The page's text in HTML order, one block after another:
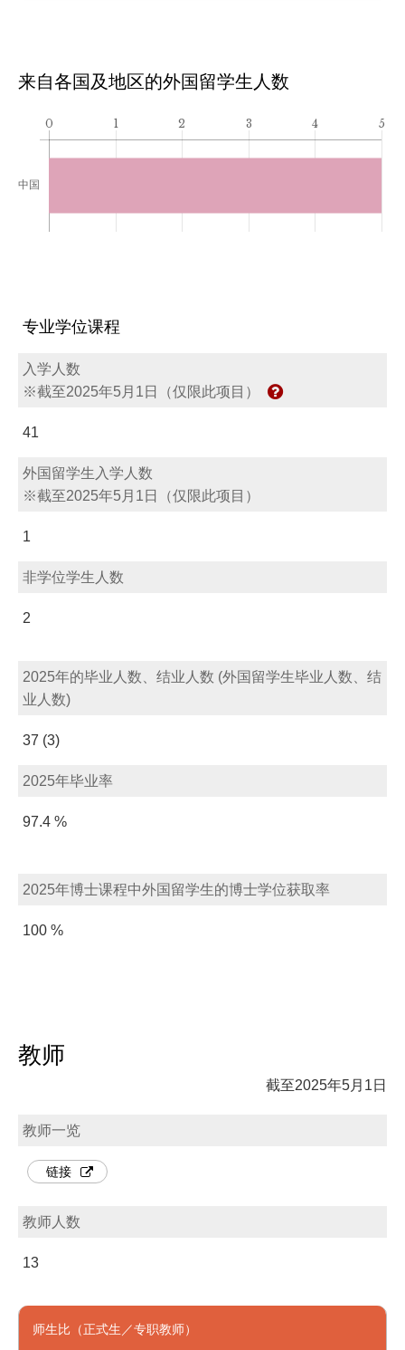
来自各国及地区的外国留学生人数
专业学位课程
入学人数
※截至2025年5月1日（仅限此项目）
41
外国留学生入学人数
※截至2025年5月1日（仅限此项目）
1
非学位学生人数
2
2025年的毕业人数、结业人数 (外国留学生毕业人数、结
业人数)
37 (3)
2025年毕业率
97.4 %
2025年博士课程中外国留学生的博士学位获取率
100 %
教师
截至2025年5月1日
教师一览
链接
教师人数
13
师生比（正式生／专职教师）